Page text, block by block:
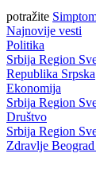
potražite
Najnovije vesti
Politika
Srbija Region
Republika Srpska
Ekonomija
Srbija Region
Društvo
Srbija Region
Zdravlje Beograd